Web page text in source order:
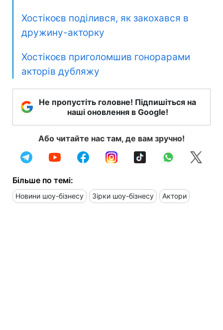
Хостікоєв поділився, як закохався в
дружину-акторку
Хостікоєв приголомшив гонорарами
акторів дубляжу
Не пропустіть головне! Підпишіться на
наші оновлення в Google!
Або читайте нас там, де вам зручно!
Більше по темі:
Новини шоу-бізнесу Зірки шоу-бізнесу Актори